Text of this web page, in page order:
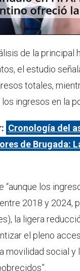
de la
el estudio
totales,
ingresos en la
Cronología del
de Brugada:
“aunque los
2018 y 2024,
la ligera
el pleno
movilidad social